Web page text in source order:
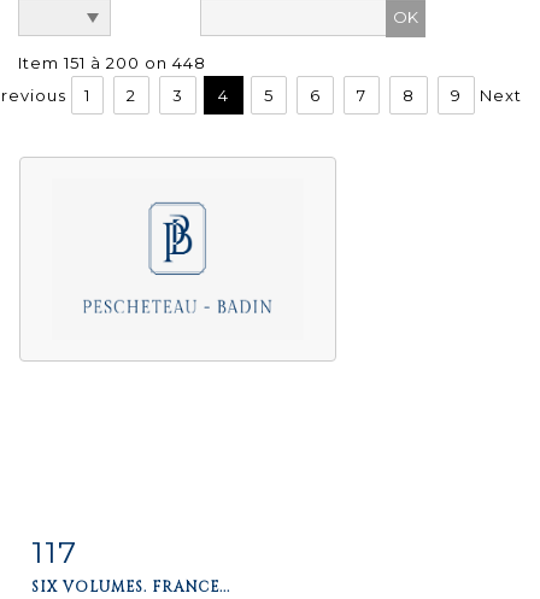
Item 151 à 200 on 448
1 2 3 4 5 6 7 8 9 Next
Item detail
117
SIX VOLUMES. FRANCE...